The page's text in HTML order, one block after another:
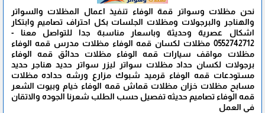
نحن مظلات وسواتر قمة الوفاء تنفيذ اعمال المظلات والسواتر
والهناجر والبرجولات ومظلات الجلسات بكل احتراف تصاميم وابتكار
اشكال عصرية وحديثة وباسعار مناسبة جدا للتواصل معنا -
0552742712 مظلات لكسان قمه الوفاء مظلات مدرس قمه الوفاء
مظلات مواقف سيارات قمه الوفاء مظلات حدائق قمه الوفاء
برجولات لكسان حداد مظلات سواتر ليزر سواتر حديد هناجر حديد
مستودعات قمه الوفاء قرميد شبوك مزارع ورشه حداده مظلات
مسابح مظلات خزان مظلات قماش قمه الوفاء خيام وبيوت الشعر
قمه الوفاء تصاميم حديثه تفصيل حسب الطلب شعرنا الجوده والاتقان
في العمل